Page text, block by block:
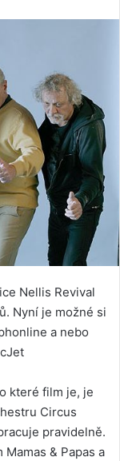
Nellis Revival
Nyní je možné si
a nebo
které film je, je
Circus
pravidelně.
& Papas a